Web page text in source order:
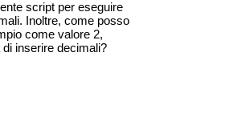
script per eseguire
Inoltre, come posso
come valore 2,
inserire decimali?